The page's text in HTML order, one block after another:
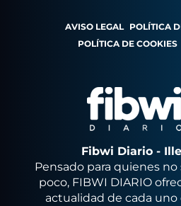
AVISO LEGAL POLÍTICA
POLÍTICA DE COOKIES
Fibwi Diario -
Pensado para quienes
poco, FIBWI DIARIO
actualidad de cada